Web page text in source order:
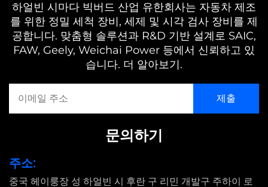
하얼빈 시마다 빅버드 산업 유한회사는 자동차 제조
를 위한 정밀 세척 장비, 세제 및 시각 검사 장비를 제
공합니다. 맞춤형 솔루션과 R&D 기반 설계로 SAIC,
FAW, Geely, Weichai Power 등에서 신뢰하고 있
습니다. 더 알아보기.
문의하기
주소:
중국 헤이룽장 성 하얼빈 시 후란 구 리민 개발구 주하이 로